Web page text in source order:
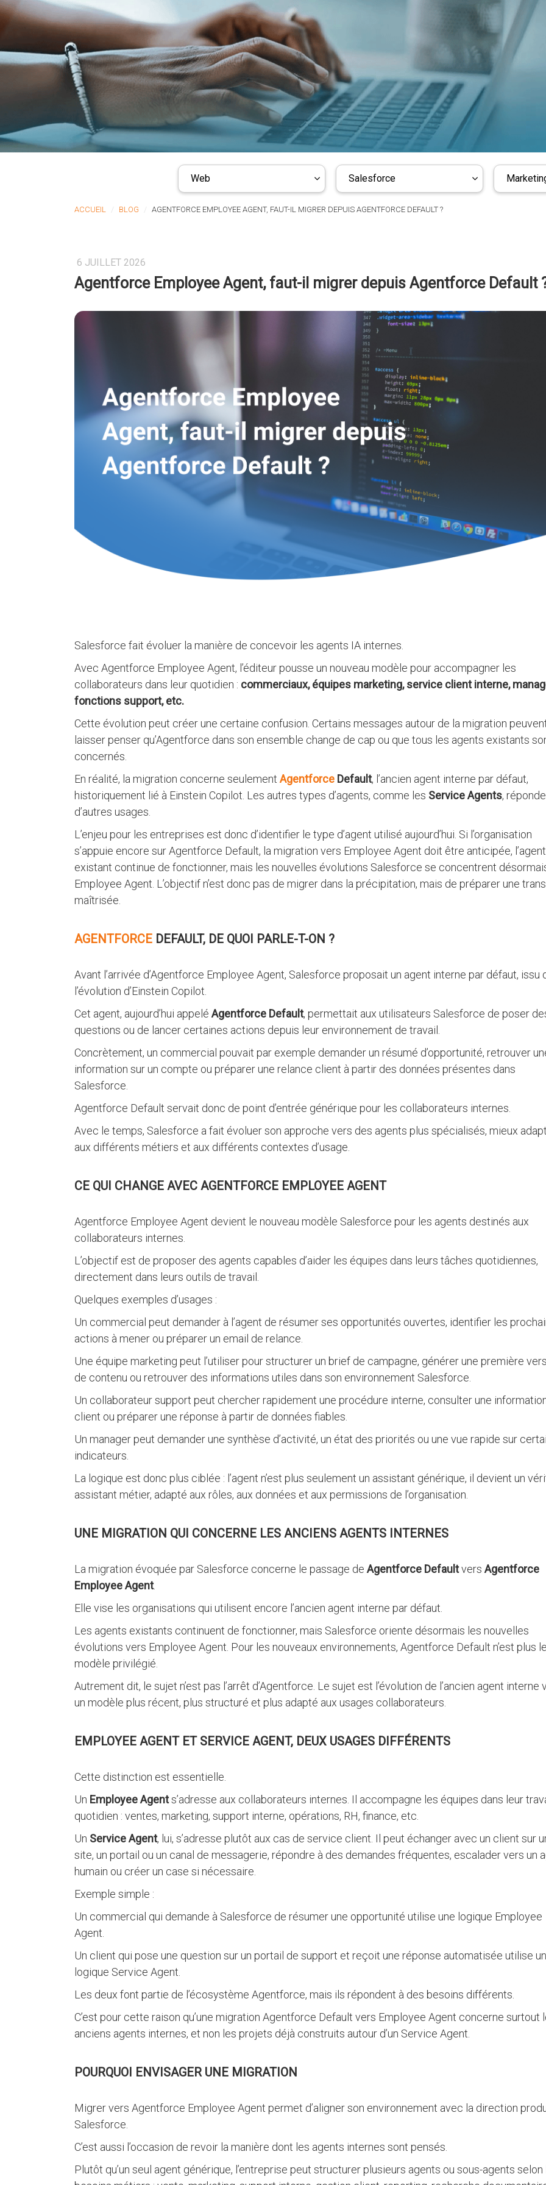
Web Salesforce
ACCUEIL BLOG AGENTFORCE EMPLOYEE AGENT, FAUT-IL MIGRER DEPUIS AGENTFORCE DEFAULT ?
6 JUILLET 2026
Agentforce Employee Agent, faut-il migrer depuis Agentforce Default
Salesforce fait évoluer la manière de concevoir les agents IA internes.
Avec Agentforce Employee Agent, l’éditeur pousse un nouveau modèle pour accompagner les
collaborateurs dans leur quotidien : commerciaux, équipes marketing, service client interne,
fonctions support, etc.
Cette évolution peut créer une certaine confusion. Certains messages autour de la migration
laisser penser qu’Agentforce dans son ensemble change de cap ou que tous les agents existants
concernés.
En réalité, la migration concerne seulement Agentforce Default, l’ancien agent interne par défaut,
historiquement lié à Einstein Copilot. Les autres types d’agents, comme les Service Agents,
d’autres usages.
L’enjeu pour les entreprises est donc d’identifier le type d’agent utilisé aujourd’hui. Si l’organisation
s’appuie encore sur Agentforce Default, la migration vers Employee Agent doit être anticipée, l’agent
existant continue de fonctionner, mais les nouvelles évolutions Salesforce se concentrent
Employee Agent. L’objectif n’est donc pas de migrer dans la précipitation, mais de préparer une
maîtrisée.
AGENTFORCE DEFAULT, DE QUOI PARLE-T-ON ?
Avant l’arrivée d’Agentforce Employee Agent, Salesforce proposait un agent interne par défaut, issu
l’évolution d’Einstein Copilot.
Cet agent, aujourd’hui appelé Agentforce Default, permettait aux utilisateurs Salesforce de poser
questions ou de lancer certaines actions depuis leur environnement de travail.
Concrètement, un commercial pouvait par exemple demander un résumé d’opportunité, retrouver
information sur un compte ou préparer une relance client à partir des données présentes dans
Salesforce.
Agentforce Default servait donc de point d’entrée générique pour les collaborateurs internes.
Avec le temps, Salesforce a fait évoluer son approche vers des agents plus spécialisés, mieux
aux différents métiers et aux différents contextes d’usage.
CE QUI CHANGE AVEC AGENTFORCE EMPLOYEE AGENT
Agentforce Employee Agent devient le nouveau modèle Salesforce pour les agents destinés aux
collaborateurs internes.
L’objectif est de proposer des agents capables d’aider les équipes dans leurs tâches quotidiennes,
directement dans leurs outils de travail.
Quelques exemples d’usages :
Un commercial peut demander à l’agent de résumer ses opportunités ouvertes, identifier les
actions à mener ou préparer un email de relance.
Une équipe marketing peut l’utiliser pour structurer un brief de campagne, générer une première
de contenu ou retrouver des informations utiles dans son environnement Salesforce.
Un collaborateur support peut chercher rapidement une procédure interne, consulter une
client ou préparer une réponse à partir de données fiables.
Un manager peut demander une synthèse d’activité, un état des priorités ou une vue rapide sur
indicateurs.
La logique est donc plus ciblée : l’agent n’est plus seulement un assistant générique, il devient un
assistant métier, adapté aux rôles, aux données et aux permissions de l’organisation.
UNE MIGRATION QUI CONCERNE LES ANCIENS AGENTS INTERNES
La migration évoquée par Salesforce concerne le passage de Agentforce Defaultvers Agentforce
Employee Agent.
Elle vise les organisations qui utilisent encore l’ancien agent interne par défaut.
Les agents existants continuent de fonctionner, mais Salesforce oriente désormais les nouvelles
évolutions vers Employee Agent. Pour les nouveaux environnements, Agentforce Default n’est plus le
modèle privilégié.
Autrement dit, le sujet n’est pas l’arrêt d’Agentforce. Le sujet est l’évolution de l’ancien agent interne
un modèle plus récent, plus structuré et plus adapté aux usages collaborateurs.
EMPLOYEE AGENT ET SERVICE AGENT, DEUX USAGES DIFFÉRENTS
Cette distinction est essentielle.
Un Employee Agents’adresse aux collaborateurs internes. Il accompagne les équipes dans leur
quotidien : ventes, marketing, support interne, opérations, RH, finance, etc.
Un Service Agent, lui, s’adresse plutôt aux cas de service client. Il peut échanger avec un client sur
site, un portail ou un canal de messagerie, répondre à des demandes fréquentes, escalader vers un
humain ou créer un case si nécessaire.
Exemple simple :
Un commercial qui demande à Salesforce de résumer une opportunité utilise une logique Employee
Agent.
Un client qui pose une question sur un portail de support et reçoit une réponse automatisée utilise
logique Service Agent.
Les deux font partie de l’écosystème Agentforce, mais ils répondent à des besoins différents.
C’est pour cette raison qu’une migration Agentforce Default vers Employee Agent concerne surtout
anciens agents internes, et non les projets déjà construits autour d’un Service Agent.
POURQUOI ENVISAGER UNE MIGRATION
Migrer vers Agentforce Employee Agent permet d’aligner son environnement avec la direction
Salesforce.
C’est aussi l’occasion de revoir la manière dont les agents internes sont pensés.
Plutôt qu’un seul agent générique, l’entreprise peut structurer plusieurs agents ou sous-agents selon